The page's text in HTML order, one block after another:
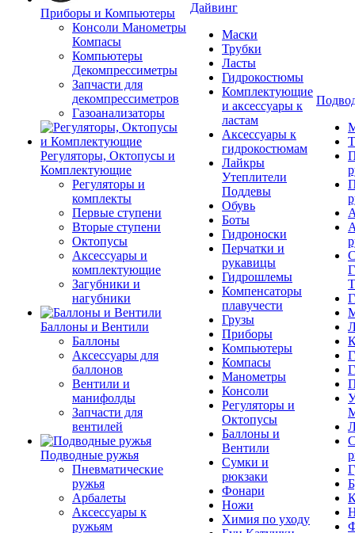
Приборы и Компьютеры
Консоли Манометры
Компасы
Компьютеры
Декомпрессиметры
Запчасти для
декомпрессиметров
Газоанализаторы
Регуляторы, Октопусы и
Комплектующие
Регуляторы и
комплекты
Первые ступени
Вторые ступени
Октопусы
Аксессуары и
комплектующие
Загубники и
нагубники
Баллоны и Вентили
Баллоны
Аксессуары для
баллонов
Вентили и
манифолды
Запчасти для
вентилей
Подводные ружья
Пневматические
ружья
Арбалеты
Аксессуары к
ружьям
Дайвинг
Маски
Трубки
Ласты
Гидрокостюмы
Комплектующие
и аксессуары к
ластам
Аксессуары к
гидрокостюмам
Лайкры
Утеплители
Поддевы
Обувь
Боты
Гидроноски
Перчатки и
рукавицы
Гидрошлемы
Компенсаторы
плавучести
Грузы
Приборы
Компьютеры
Компасы
Манометры
Консоли
Регуляторы и
Октопусы
Баллоны и
Вентили
Сумки и
рюкзаки
Фонари
Ножи
Химия по уходу